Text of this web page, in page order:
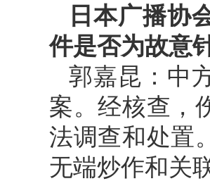
日本广播协
件是否为故意
郭嘉昆：中
案。经核查，
法调查和处置
无端炒作和关